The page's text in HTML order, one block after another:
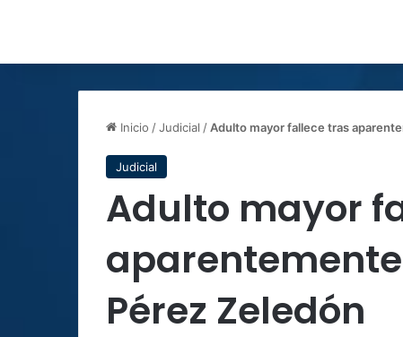
Inicio /Judicial /Adulto mayor fallece tras
Judicial
Adulto mayor
Pérez Zeledón